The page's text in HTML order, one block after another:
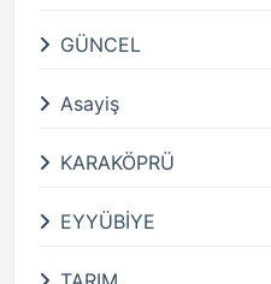
GÜNCEL
Asayiş
KARAKÖPRÜ
EYYÜBİYE